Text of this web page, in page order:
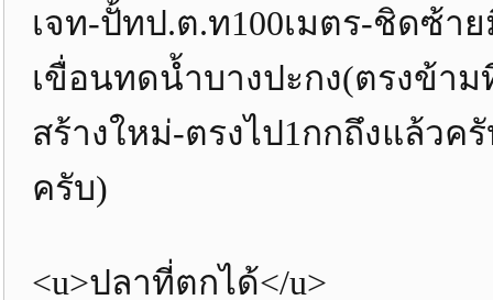
เจท-ปั้ทป.ต.ท100เมตร-ชิดซ้า
เขื่อนทดน้ำบางปะกง(ตรงข้าม
สร้างใหม่-ตรงไป1กกถึงแล้วค
ครับ)
<u>ปลาที่ตกได้</u>